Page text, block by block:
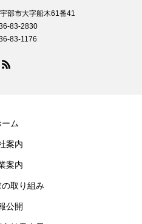
部市大字船木61番41
83-2830
83-1176
ーム
案内
案内
取り組み
公開